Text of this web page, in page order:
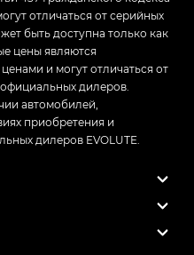
отличаться от серийных
быть доступна только как
цены являются
и могут отличаться от
дилеров.
автомобилей,
приобретения и
дилеров EVOLUTE.